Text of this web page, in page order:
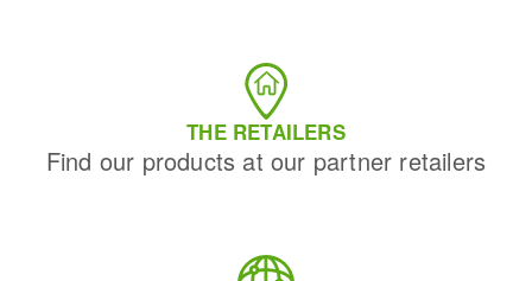
THE RETAILERS
Find our products at our partner retailers